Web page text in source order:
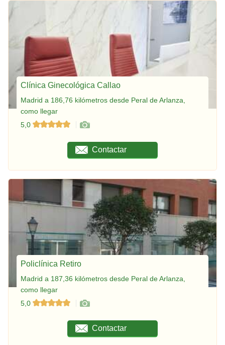
Clínica Ginecológica Callao
Madrid a 186,76 kilómetros desde Peral de Arlanza,
como llegar
5,0
Contactar
Policlínica Retiro
Madrid a 187,36 kilómetros desde Peral de Arlanza,
como llegar
5,0
Contactar